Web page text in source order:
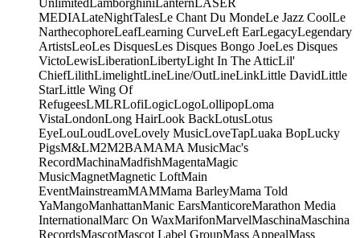
UnlimitedLamborghiniLanternLASER
MEDIALateNightTalesLe Chant Du MondeLe Jazz CoolLe
NarthecophoreLeafLearning CurveLeft EarLegacyLegendary
ArtistsLeoLes DisquesLes Disques Bongo JoeLes Disques
VictoLewisLiberationLibertyLight In The AtticLil'
ChiefLilithLimelightLineLine/OutLineLinkLittle DavidLittle
StarLittle Wing Of
RefugeesLMLRLofiLogicLogoLollipopLoma
VistaLondonLong HairLook BackLotusLotus
EyeLouLoudLoveLovely MusicLoveTapLuaka BopLucky
PigsM&LM2M2BAMAMA MusicMac's
RecordMachinaMadfishMagentaMagic
MusicMagnetMagnetic LoftMain
EventMainstreamMAMMama BarleyMama Told
YaMangoManhattanManic EarsManticoreMarathon Media
InternationalMarc On WaxMarifonMarvelMaschinaMaschina
RecordsMascotMascot Label GroupMass AppealMass